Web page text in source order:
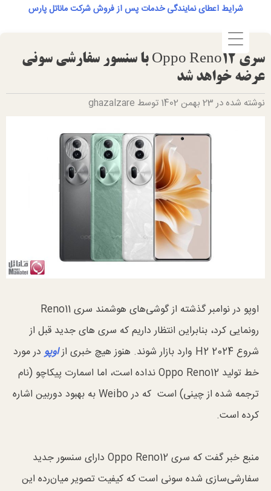
content
شرایط اعطای نمایندگی خدمات پس از فروش شرکت ماناتل پارس
سری Oppo Reno12 با سنسور سفارشی سونی
عرضه خواهد شد
نوشته شده در 23 بهمن 1402 توسط ghazalzare
اوپو در نوامبر گذشته از گوشی‌های هوشمند سری Reno11
رونمایی کرد، بنابراین انتظار داریم که سری های جدید قبل از
شروع H2 2024 وارد بازار شوند. هنوز هیچ خبری از
اوپودر مورد
خط تولید Oppo Reno12 نداده است، اما اسمارت پیکاچو (نام
ترجمه شده از چینی) است که در Weibo به بهبود دوربین اشاره
کرده است.
منبع خبر گفت که سری Oppo Reno12 دارای سنسور جدید
سفارشی‌سازی شده سونی است که کیفیت تصویر میان‌رده این